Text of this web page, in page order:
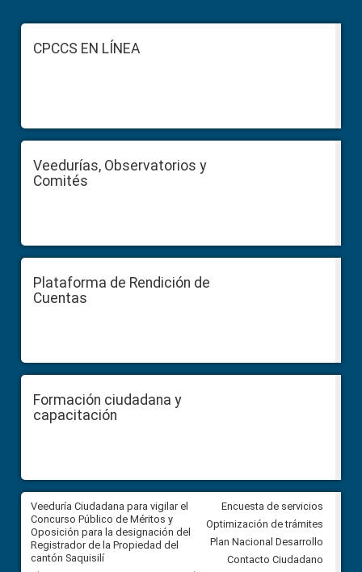
FooterCPCCS EN LÍNEA
Veedurías, Observatorios y
Comités
Plataforma de Rendición de
Cuentas
Formación ciudadana y
capacitación
Veeduría Ciudadana para vigilar el
Concurso Público de Méritos y
Oposición para la designación del
Registrador de la Propiedad del
cantón Saquisilí
Veeduría Ciudadana para
construcción del asfaltado de
diferentes barrios del sector
Ballenita del cantón Santa
Encuesta de servicios
Optimización de trámites
Plan Nacional Desarrollo
Contacto Ciudadano